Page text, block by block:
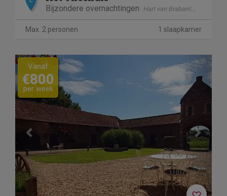
Bijzondere overnachtingen Hart van Brabant
Max. 2 personen 1 slaapkamer
Previous Next
Vanaf
€800
per week